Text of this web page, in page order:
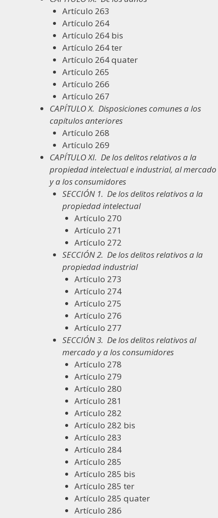
Artículo 263
Artículo 264
Artículo 264 bis
Artículo 264 ter
Artículo 264 quater
Artículo 265
Artículo 266
Artículo 267
CAPÍTULO X. Disposiciones comunes a los
capítulos anteriores
Artículo 268
Artículo 269
CAPÍTULO XI. De los delitos relativos a la
propiedad intelectual e industrial, al mercado
y a los consumidores
SECCIÓN 1. De los delitos relativos a la
propiedad intelectual
Artículo 270
Artículo 271
Artículo 272
SECCIÓN 2. De los delitos relativos a la
propiedad industrial
Artículo 273
Artículo 274
Artículo 275
Artículo 276
Artículo 277
SECCIÓN 3. De los delitos relativos al
mercado y a los consumidores
Artículo 278
Artículo 279
Artículo 280
Artículo 281
Artículo 282
Artículo 282 bis
Artículo 283
Artículo 284
Artículo 285
Artículo 285 bis
Artículo 285 ter
Artículo 285 quater
Artículo 286